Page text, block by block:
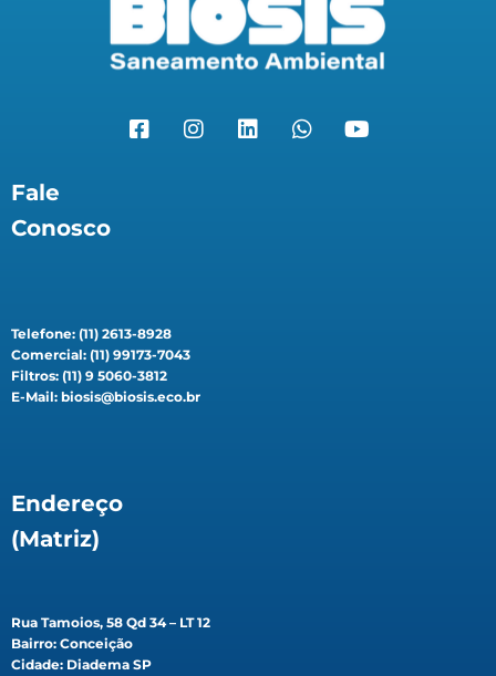
Fale
Conosco
Telefone: (11) 2613-8928
Comercial: (11) 99173-7043
Filtros: (11) 9 5060-3812
E-Mail: biosis@biosis.eco.br
Endereço
(Matriz)
Rua Tamoios, 58 Qd 34 – LT 12
Bairro: Conceição
Cidade: Diadema SP